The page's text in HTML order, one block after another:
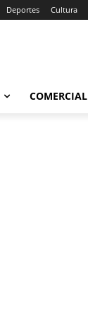
Deportes Cultura
COMERCIAL